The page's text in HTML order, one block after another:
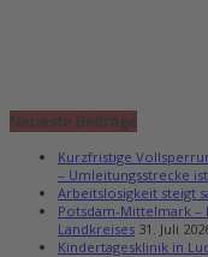
Neueste Beiträge
Kurzfristige
– Umleitungsstrecke
Arbeitslosigkeit steigt
Potsdam-Mittelmark –
Landkreises 31. Juli
Kindertagesklinik in